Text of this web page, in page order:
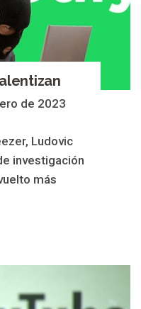
de 2023
Ludovic
investigación
más